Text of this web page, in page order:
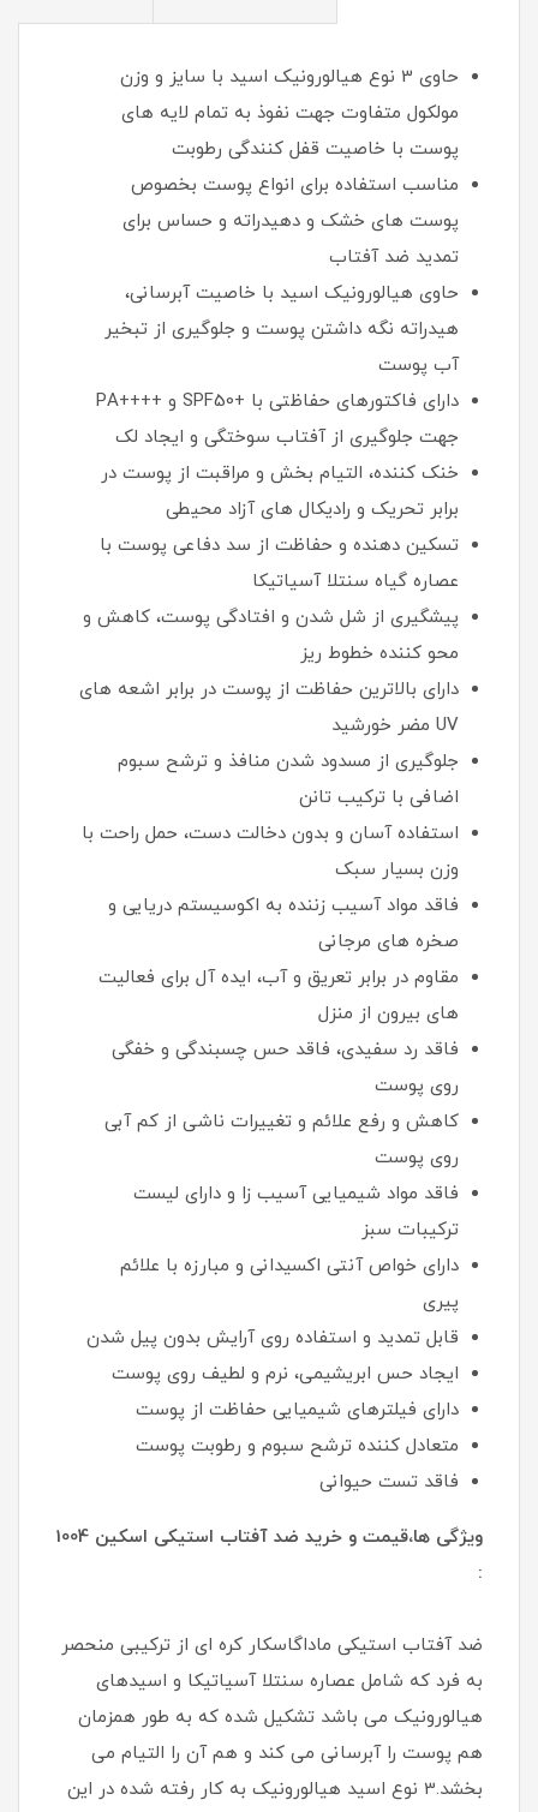
حاوی 3 نوع هیالورونیک اسید با سایز و وزن
مولکول متفاوت جهت نفوذ به تمام لایه های
پوست با خاصیت قفل کنندگی رطوبت
مناسب استفاده برای انواع پوست بخصوص
پوست های خشک و دهیدراته و حساس برای
تمدید ضد آفتاب
حاوی هیالورونیک اسید با خاصیت آبرسانی،
هیدراته نگه داشتن پوست و جلوگیری از تبخیر
آب پوست
دارای فاکتورهای حفاظتی با +SPF50 و ++++PA
جهت جلوگیری از آفتاب سوختگی و ایجاد لک
خنک کننده، التیام بخش و مراقبت از پوست در
برابر تحریک و رادیکال های آزاد محیطی
تسکین دهنده و حفاظت از سد دفاعی پوست با
عصاره گیاه سنتلا آسیاتیکا
پیشگیری از شل شدن و افتادگی پوست، کاهش و
محو کننده خطوط ریز
دارای بالاترین حفاظت از پوست در برابر اشعه های
UV مضر خورشید
جلوگیری از مسدود شدن منافذ و ترشح سبوم
اضافی با ترکیب تانن
استفاده آسان و بدون دخالت دست، حمل راحت با
وزن بسیار سبک
فاقد مواد آسیب زننده به اکوسیستم دریایی و
صخره های مرجانی
مقاوم در برابر تعریق و آب، ایده آل برای فعالیت
های بیرون از منزل
فاقد رد سفیدی، فاقد حس چسبندگی و خفگی
روی پوست
کاهش و رفع علائم و تغییرات ناشی از کم آبی
روی پوست
فاقد مواد شیمیایی آسیب زا و دارای لیست
ترکیبات سبز
دارای خواص آنتی اکسیدانی و مبارزه با علائم
پیری
قابل تمدید و استفاده روی آرایش بدون پیل شدن
ایجاد حس ابریشیمی، نرم و لطیف روی پوست
دارای فیلترهای شیمیایی حفاظت از پوست
متعادل کننده ترشح سبوم و رطوبت پوست
فاقد تست حیوانی
ویژگی ها،قیمت و خرید ضد آفتاب استیکی اسکین 1004
:
ضد آفتاب استیکی ماداگاسکار کره ای از ترکیبی منحصر
به فرد که شامل عصاره سنتلا آسیاتیکا و اسیدهای
هیالورونیک می باشد تشکیل شده که به طور همزمان
هم پوست را آبرسانی می کند و هم آن را التیام می
بخشد.3 نوع اسید هیالورونیک به کار رفته شده در این